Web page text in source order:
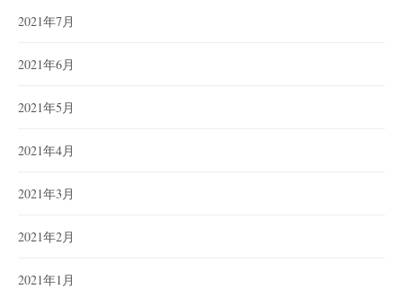
2021年7月
2021年6月
2021年5月
2021年4月
2021年3月
2021年2月
2021年1月